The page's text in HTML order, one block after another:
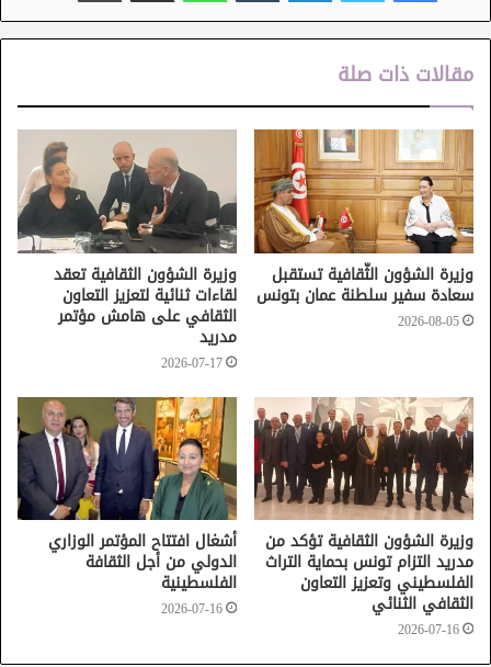
مقالات ذات صلة
وزيرة الشؤون الثّقافية تستقبل
سعادة سفير سلطنة عمان بتونس
2026-08-05
وزيرة الشؤون الثقافية تعقد
لقاءات ثنائية لتعزيز التعاون
الثقافي على هامش مؤتمر
مدريد
2026-07-17
وزيرة الشؤون الثقافية تؤكد من
مدريد التزام تونس بحماية التراث
الفلسطيني وتعزيز التعاون
الثقافي الثنائي
2026-07-16
أشغال افتتاح المؤتمر الوزاري
الدولي من أجل الثقافة
الفلسطينية
2026-07-16